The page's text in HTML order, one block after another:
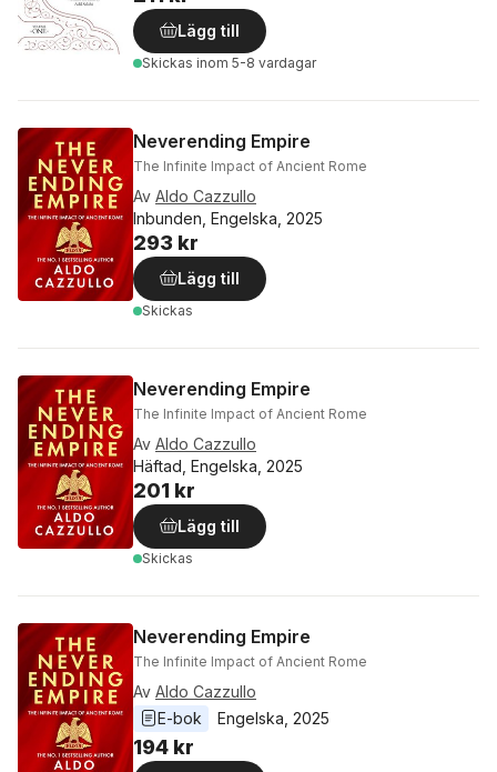
Lägg till
Skickas inom 5-8 vardagar
Neverending Empire
The Infinite Impact of Ancient Rome
Av Aldo Cazzullo
Inbunden, Engelska, 2025
293 kr
Lägg till
Skickas
Neverending Empire
The Infinite Impact of Ancient Rome
Av Aldo Cazzullo
Häftad, Engelska, 2025
201 kr
Lägg till
Skickas
Neverending Empire
The Infinite Impact of Ancient Rome
Av Aldo Cazzullo
E-bok
Engelska, 2025
194 kr